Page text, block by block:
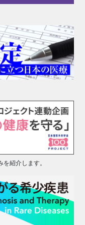
紹介します。